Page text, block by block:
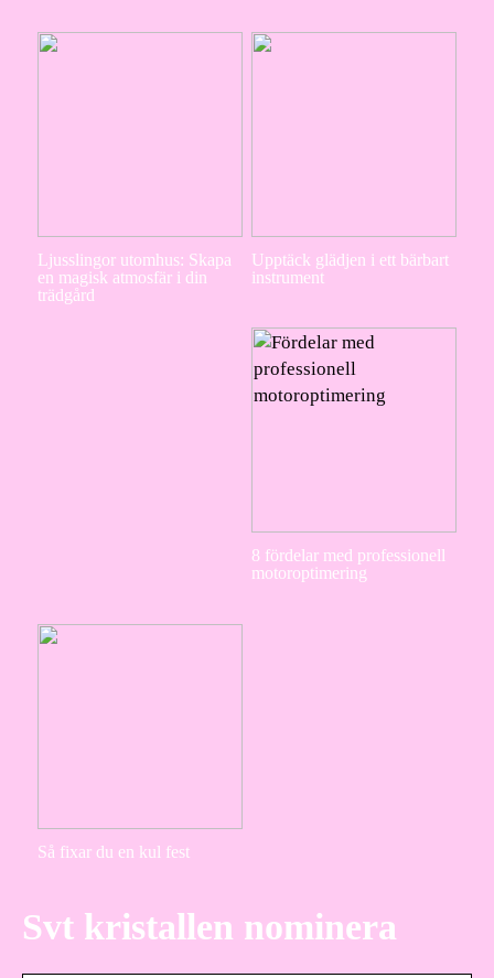
Ljusslingor utomhus: Skapa
en magisk atmosfär i din
trädgård
Upptäck glädjen i ett bärbart
instrument
8 fördelar med professionell
motoroptimering
Så fixar du en kul fest
Svt kristallen nominera